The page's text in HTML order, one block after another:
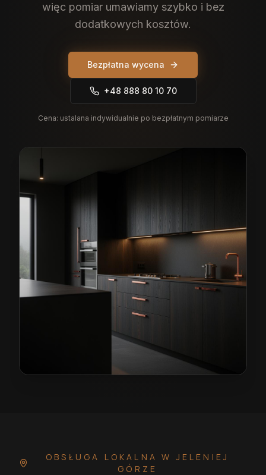
więc pomiar umawiamy szybko i bez
dodatkowych kosztów.
Bezpłatna wycena
+48 888 80 10 70
Cena: ustalana indywidualnie po bezpłatnym pomiarze
OBSŁUGA LOKALNAW JELENIEJ
GÓRZE